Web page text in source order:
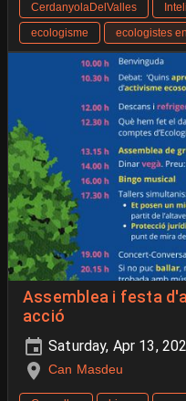
CerdanyolaDelValles
ecologisme
ecologistes
Assemblea i festa
acció
Saturday, Apr 13,
Can Masdeu